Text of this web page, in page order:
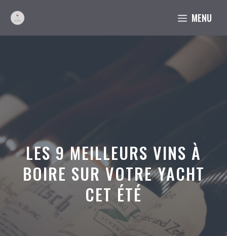
contenu
MENU
LES 9 MEILLEURS VINS À
BOIRE SUR VOTRE YACHT
CET ÉTÉ